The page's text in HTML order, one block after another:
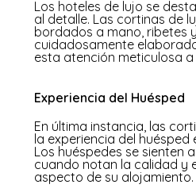
Los hoteles de lujo se
al detalle. Las cortinas de
bordados a mano, ribetes
cuidadosamente
esta atención meticulosa a
Experiencia del Huésped
En última instancia, las
la experiencia del huésped
Los huéspedes se sienten
cuando notan la calidad y
aspecto de su alojamiento.